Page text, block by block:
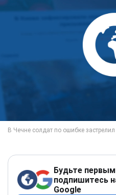
Будьте
подпишитесь
Google